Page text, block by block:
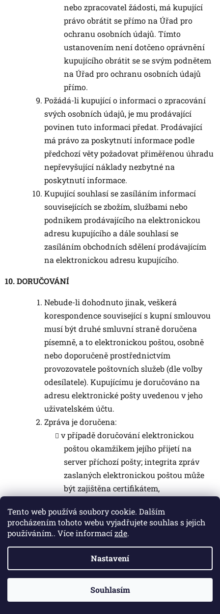
Tento web používá soubory cookie. Dalším
procházením tohoto webu vyjadřujete souhlas s jejich
používáním.. Více informacízde.
Nastavení
Souhlasím
nebo zpracovatel žádosti, má kupující
právo obrátit se přímo na Úřad pro
ochranu osobních údajů. Tímto
ustanovením není dotčeno oprávnění
kupujícího obrátit se se svým podnětem
na Úřad pro ochranu osobních údajů
přímo.
Požádá-li kupující o informaci o zpracování
svých osobních údajů, je mu prodávající
povinen tuto informaci předat. Prodávající
má právo za poskytnutí informace podle
předchozí věty požadovat přiměřenou úhradu
nepřevyšující náklady nezbytné na
poskytnutí informace.
Kupující souhlasí se zasíláním informací
souvisejících se zbožím, službami nebo
podnikem prodávajícího na elektronickou
adresu kupujícího a dále souhlasí se
zasíláním obchodních sdělení prodávajícím
na elektronickou adresu kupujícího.
10. DORUČOVÁNÍ
Nebude-li dohodnuto jinak, veškerá
korespondence související s kupní smlouvou
musí být druhé smluvní straně doručena
písemně, a to elektronickou poštou, osobně
nebo doporučeně prostřednictvím
provozovatele poštovních služeb (dle volby
odesílatele). Kupujícímu je doručováno na
adresu elektronické pošty uvedenou v jeho
uživatelském účtu.
Zpráva je doručena:
v případě doručování elektronickou
poštou okamžikem jejího přijetí na
server příchozí pošty; integrita zpráv
zaslaných elektronickou poštou může
být zajištěna certifikátem,
prostřednictvím provozovatele
poštovních služeb převzetím zásilky
v případě doručování osobně či
prostřednictvím provozovatele
poštovních služeb též odepřením
převzetí zásilky, odepře-li adresát